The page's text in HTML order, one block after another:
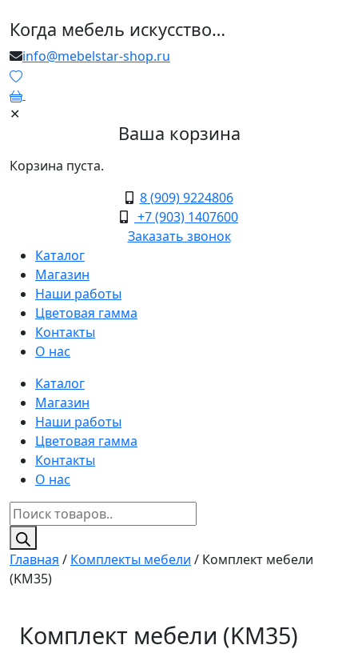
Когда мебель искусство…
info@mebelstar-shop.ru
✕
Ваша корзина
Корзина пуста.
8 (909) 9224806
+7 (903) 1407600
Заказать звонок
Каталог
Магазин
Наши работы
Цветовая гамма
Контакты
О нас
Каталог
Магазин
Наши работы
Цветовая гамма
Контакты
О нас
Поиск
товаров
Главная / Комплекты мебели / Комплект мебели
(KM35)
Комплект мебели (KM35)